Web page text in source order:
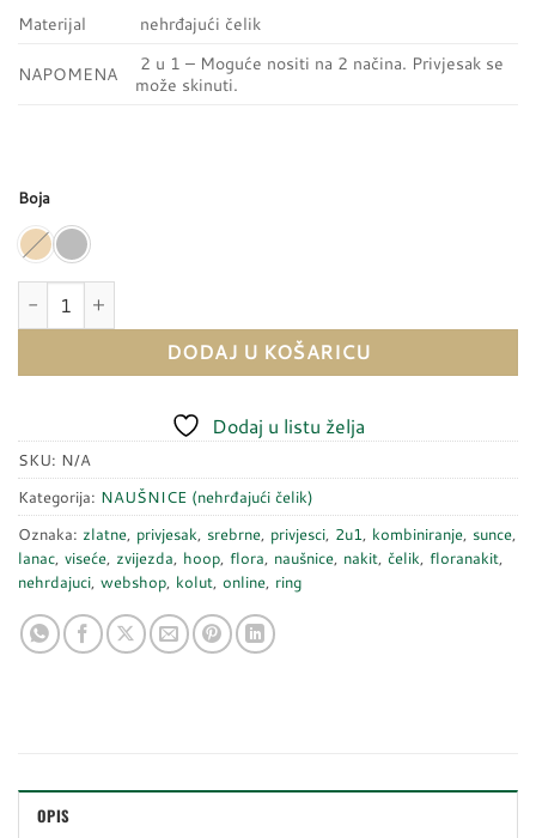
Materijal
nehrđajući čelik
NAPOMENA
2 u 1 – Moguće nositi na 2 načina. Privjesak se
može skinuti.
Boja
Naušnice VITA SHINE - 2u1 količina
DODAJ U KOŠARICU
Dodaj u listu želja
SKU: N/A
Kategorija: NAUŠNICE (nehrđajući čelik)
Oznaka: zlatne privjesak srebrne privjesci 2u1 kombiniranje sunce
lanac viseće zvijezda hoop flora naušnice nakit čelik floranakit
nehrdajuci webshop kolut online ring
OPIS